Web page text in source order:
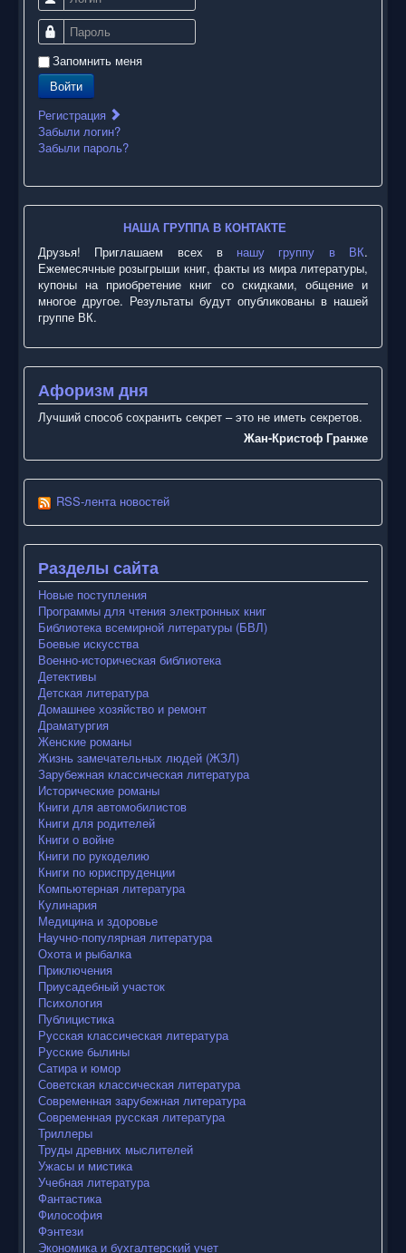
Пароль
Запомнить меня
Войти
Регистрация
Забыли логин?
Забыли пароль?
НАША ГРУППА В КОНТАКТЕ
Друзья! Приглашаем всех в нашу группу в ВК.
Ежемесячные розыгрыши книг, факты из мира литературы,
купоны на приобретение книг со скидками, общение и
многое другое. Результаты будут опубликованы в нашей
группе ВК.
Афоризм дня
Лучший способ сохранить секрет – это не иметь секретов.
Жан-Кристоф Гранже
RSS-лента новостей
Разделы сайта
Новые поступления
Программы для чтения электронных книг
Библиотека всемирной литературы (БВЛ)
Боевые искусства
Военно-историческая библиотека
Детективы
Детская литература
Домашнее хозяйство и ремонт
Драматургия
Женские романы
Жизнь замечательных людей (ЖЗЛ)
Зарубежная классическая литература
Исторические романы
Книги для автомобилистов
Книги для родителей
Книги о войне
Книги по рукоделию
Книги по юриспруденции
Компьютерная литература
Кулинария
Медицина и здоровье
Научно-популярная литература
Охота и рыбалка
Приключения
Приусадебный участок
Психология
Публицистика
Русская классическая литература
Русские былины
Сатира и юмор
Советская классическая литература
Современная зарубежная литература
Современная русская литература
Триллеры
Труды древних мыслителей
Ужасы и мистика
Учебная литература
Фантастика
Философия
Фэнтези
Экономика и бухгалтерский учет